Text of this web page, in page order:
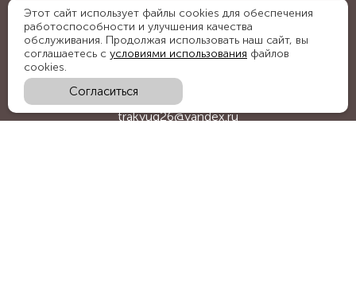
Адрес:
Ставропольский край, с. Надежда,
ул. Промышленная, 1Б
trakyug26@yandex.ru
Этот сайт использует файлы cookies для обеспечения
работоспособности и улучшения качества
обслуживания. Продолжая использовать наш сайт, вы
соглашаетесь с условиями использования файлов
cookies.
Согласиться